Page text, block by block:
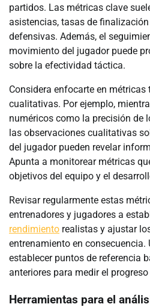
partidos. Las métricas clave
asistencias, tasas de
defensivas. Además, el
movimiento del jugador puede
sobre la efectividad táctica.
Considera enfocarte en
cualitativas. Por ejemplo,
numéricos como la precisión de
las observaciones cualitativas
del jugador pueden revelar
Apunta a monitorear métricas
objetivos del equipo y el
Revisar regularmente estas
entrenadores y jugadores a
rendimiento realistas y ajustar
entrenamiento en consecuencia.
establecer puntos de referencia
anteriores para medir el
Herramientas para el